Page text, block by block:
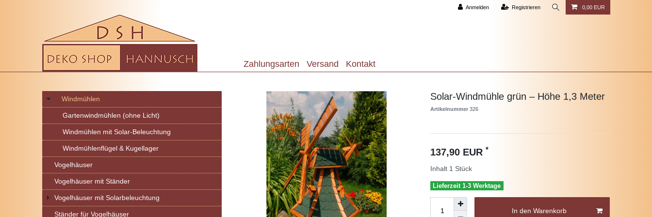
Anmelden Registrieren 0,00 EUR
Zahlungsarten Versand Kontakt
Windmühlen
Gartenwindmühlen (ohne Licht)
Windmühlen mit Solar-Beleuchtung
Windmühlenflügel & Kugellager
Vogelhäuser
Vogelhäuser mit Ständer
Vogelhäuser mit Solarbeleuchtung
Ständer für Vogelhäuser
Solar-Windmühle grün – Höhe 1,3 Meter
Artikelnummer 326
137,90 EUR *
Inhalt 1 Stück
Lieferzeit 1-3 Werktage
In den Warenkorb